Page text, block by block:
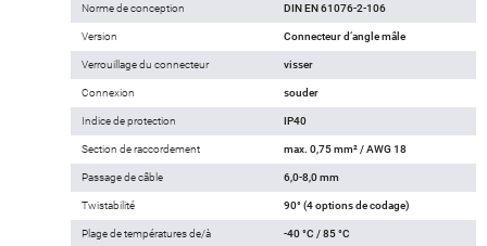
Norme de conception DIN EN 61076-2-106
Version Connecteur d‘angle mâle
Verrouillage du connecteur visser
Connexion souder
Indice de protection IP40
Section de raccordement max. 0,75 mm² / AWG 18
Passage de câble 6,0-8,0 mm
Twistabilité 90° (4 options de codage)
Plage de températures de/à -40 °C / 85 °C